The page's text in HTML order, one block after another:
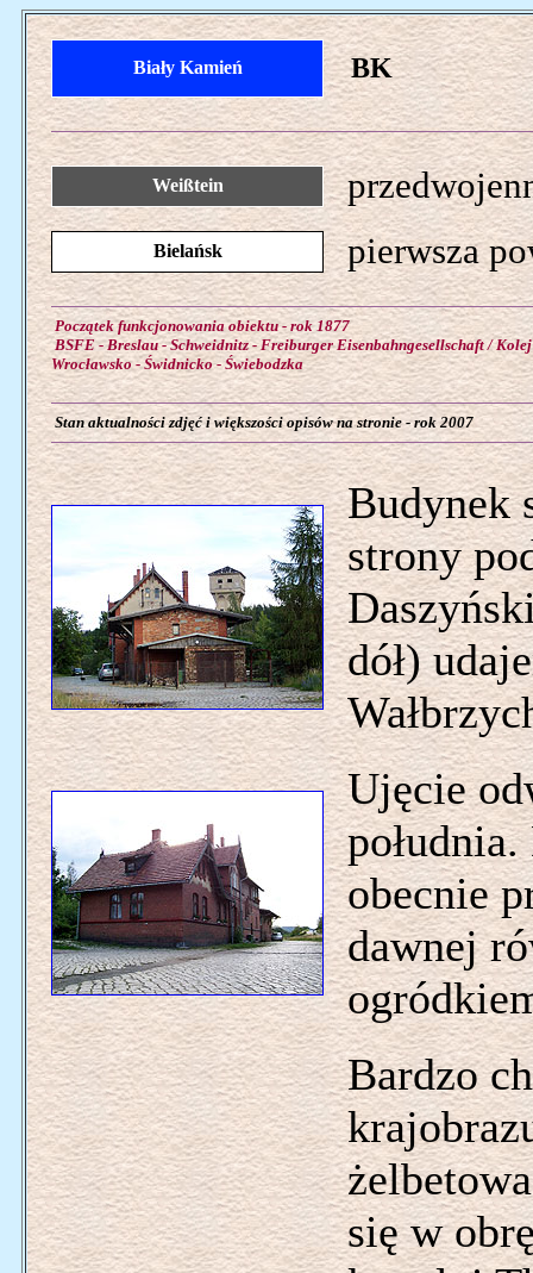
Biały Kamień BK
Weißtein
Bielańsk pierwsza
Początek funkcjonowania obiektu - rok 1877
BSFE - Breslau - Schweidnitz - Freiburger Eisenbahngesellschaft / Kolej
Wrocławsko - Świdnicko - Świebodzka
Stan aktualności zdjęć i większości opisów na stronie - rok 2007
Budynek
strony
dół)
Ujęcie
obecnie
dawnej
Bardzo
się w